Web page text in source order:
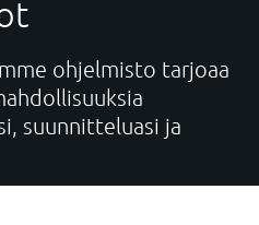
ohjelmisto tarjoaa
suunnitteluasi ja